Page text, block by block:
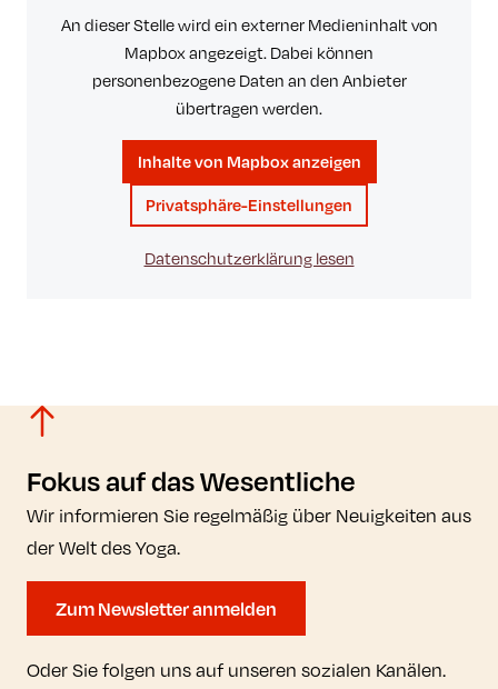
An dieser Stelle wird ein externer Medieninhalt von
Mapbox angezeigt. Dabei können
personenbezogene Daten an den Anbieter
übertragen werden.
Inhalte von Mapbox anzeigen
Privatsphäre-Einstellungen
Datenschutzerklärung lesen
Fokus auf das Wesentliche
Wir informieren Sie regelmäßig über Neuigkeiten aus
der Welt des Yoga.
Zum Newsletter anmelden
Oder Sie folgen uns auf unseren sozialen Kanälen.